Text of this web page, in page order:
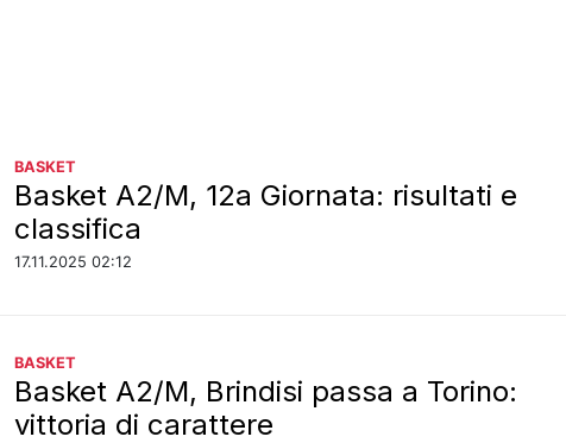
BASKET
Basket A2/M, 12a Giornata: risultati e
classifica
17.11.2025 02:12
BASKET
Basket A2/M, Brindisi passa a Torino:
vittoria di carattere